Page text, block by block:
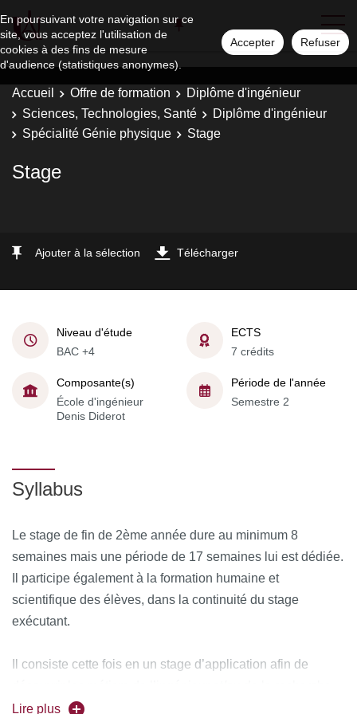
En poursuivant votre navigation sur ce
site, vous acceptez l'utilisation de
cookies à des fins de mesure
d'audience (statistiques anonymes).
Accepter Refuser
Accueil Offre de formation
Diplôme d'ingénieur
Sciences, Technologies, Santé
Diplôme d'ingénieur
Spécialité Génie physique
Stage
Stage
Ajouter à la sélection Télécharger
Niveau d'étude
BAC +4
ECTS
7 crédits
Composante(s)
École d'ingénieur
Denis Diderot
Période de l'année
Semestre 2
Syllabus
Le stage de fin de 2ème année dure au minimum 8
semaines mais une période de 17 semaines lui est dédiée.
Il participe également à la formation humaine et
scientifique des élèves, dans la continuité du stage
exécutant.
Il consiste cette fois en un stage d’application afin de
en France ou à l’étranger, par une intégration active dans
Lire plus